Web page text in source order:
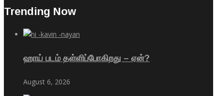
Trending Now
ஹாய் படம் தள்ளிப்போகிறது – ஏன்?
August 6, 2026